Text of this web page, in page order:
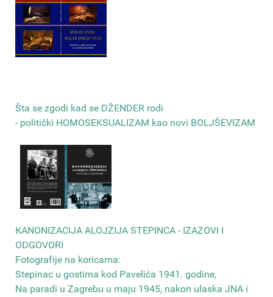
Šta se zgodi kad se DŽENDER rodi
- politički HOMOSEKSUALIZAM kao novi BOLJŠEVIZAM
КANONIZACIJA ALOJZIJA STEPINCA - IZAZOVI I
ODGOVORI
Fotografije na koricama:
Stepinac u gostima kod Pavelića 1941. godine,
Na paradi u Zagrebu u maju 1945, nakon ulaska JNA i